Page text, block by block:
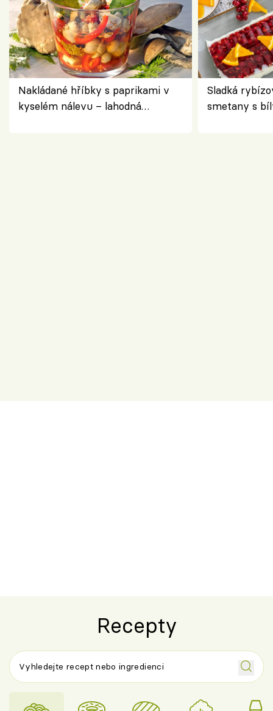
Nakládané hříbky s paprikami v
kyselém nálevu – lahodná
Sladká
smetany s
Recepty